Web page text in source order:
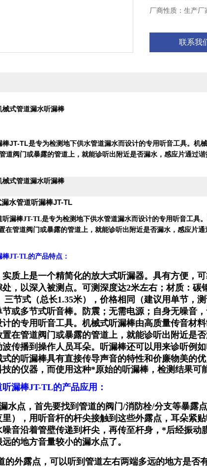
厂商性质：生产厂
联系我
式管道漏水听漏棒
棒JT-TL是专为检测地下供水管道漏水而设计的专用听音工具。机
道阀门或暴露的管道上，就能诊听出附近是否漏水，感应片通过
式管道漏水听漏棒
水管道听漏棒JT-TL
听漏棒JT-TL是专为检测地下供水管道漏水而设计的专用听音工具
在管道阀门或暴露的管道上，就能诊听出附近是否漏水，感应片
棒JT-TL的产品特点：
质上是一个精简化的放大式听漏器。 具有方便，
，以深入被测点。可测深度达2米左右；材质：碳
三节式（总长1.35米），价格相同（建议用单节，
或多节式听音棒。防震；无需电源；自身无噪音
的专用听音工具。机械式听漏棒由高质量传音材料
置在管道阀门或暴露的管道上，就能诊听出附近是
传播到操作人员耳朵。听漏棒还可以用来诊听例
的听漏棒具有直接传导声音的特性和价廉物美的优
的仪器，而使用这种*原始的听漏棒，检测结果可
听漏棒JT-TL的产品应用：
水点，首先要找到管道的阀门/消防栓/分支等暴露
），用听音杆的杆尖接触到这些外露点，耳朵紧
音沿着管壁传递到杆尖，再传至杆身，*后经振动
的地方音量较小的漏水点了。
的外露点，可以听到管道左右两端多远的地方是否